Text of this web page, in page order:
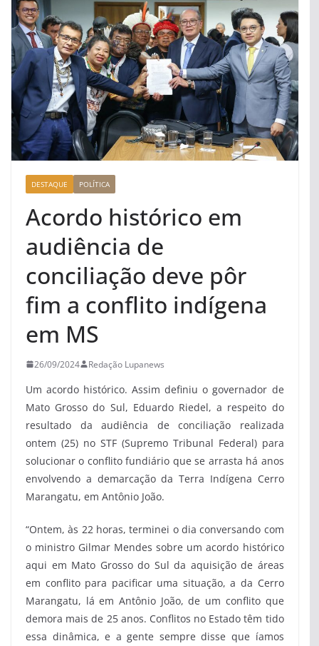
DESTAQUE POLÍTICA
Acordo histórico em
audiência de
conciliação deve pôr
fim a conflito indígena
em MS
26/09/2024 Redação Lupanews
Um acordo histórico. Assim definiu o governador de
Mato Grosso do Sul, Eduardo Riedel, a respeito do
resultado da audiência de conciliação realizada
ontem (25) no STF (Supremo Tribunal Federal) para
solucionar o conflito fundiário que se arrasta há anos
envolvendo a demarcação da Terra Indígena Cerro
Marangatu, em Antônio João.
“Ontem, às 22 horas, terminei o dia conversando com
o ministro Gilmar Mendes sobre um acordo histórico
aqui em Mato Grosso do Sul da aquisição de áreas
em conflito para pacificar uma situação, a da Cerro
Marangatu, lá em Antônio João, de um conflito que
demora mais de 25 anos. Conflitos no Estado têm tido
essa dinâmica, e a gente sempre disse que íamos